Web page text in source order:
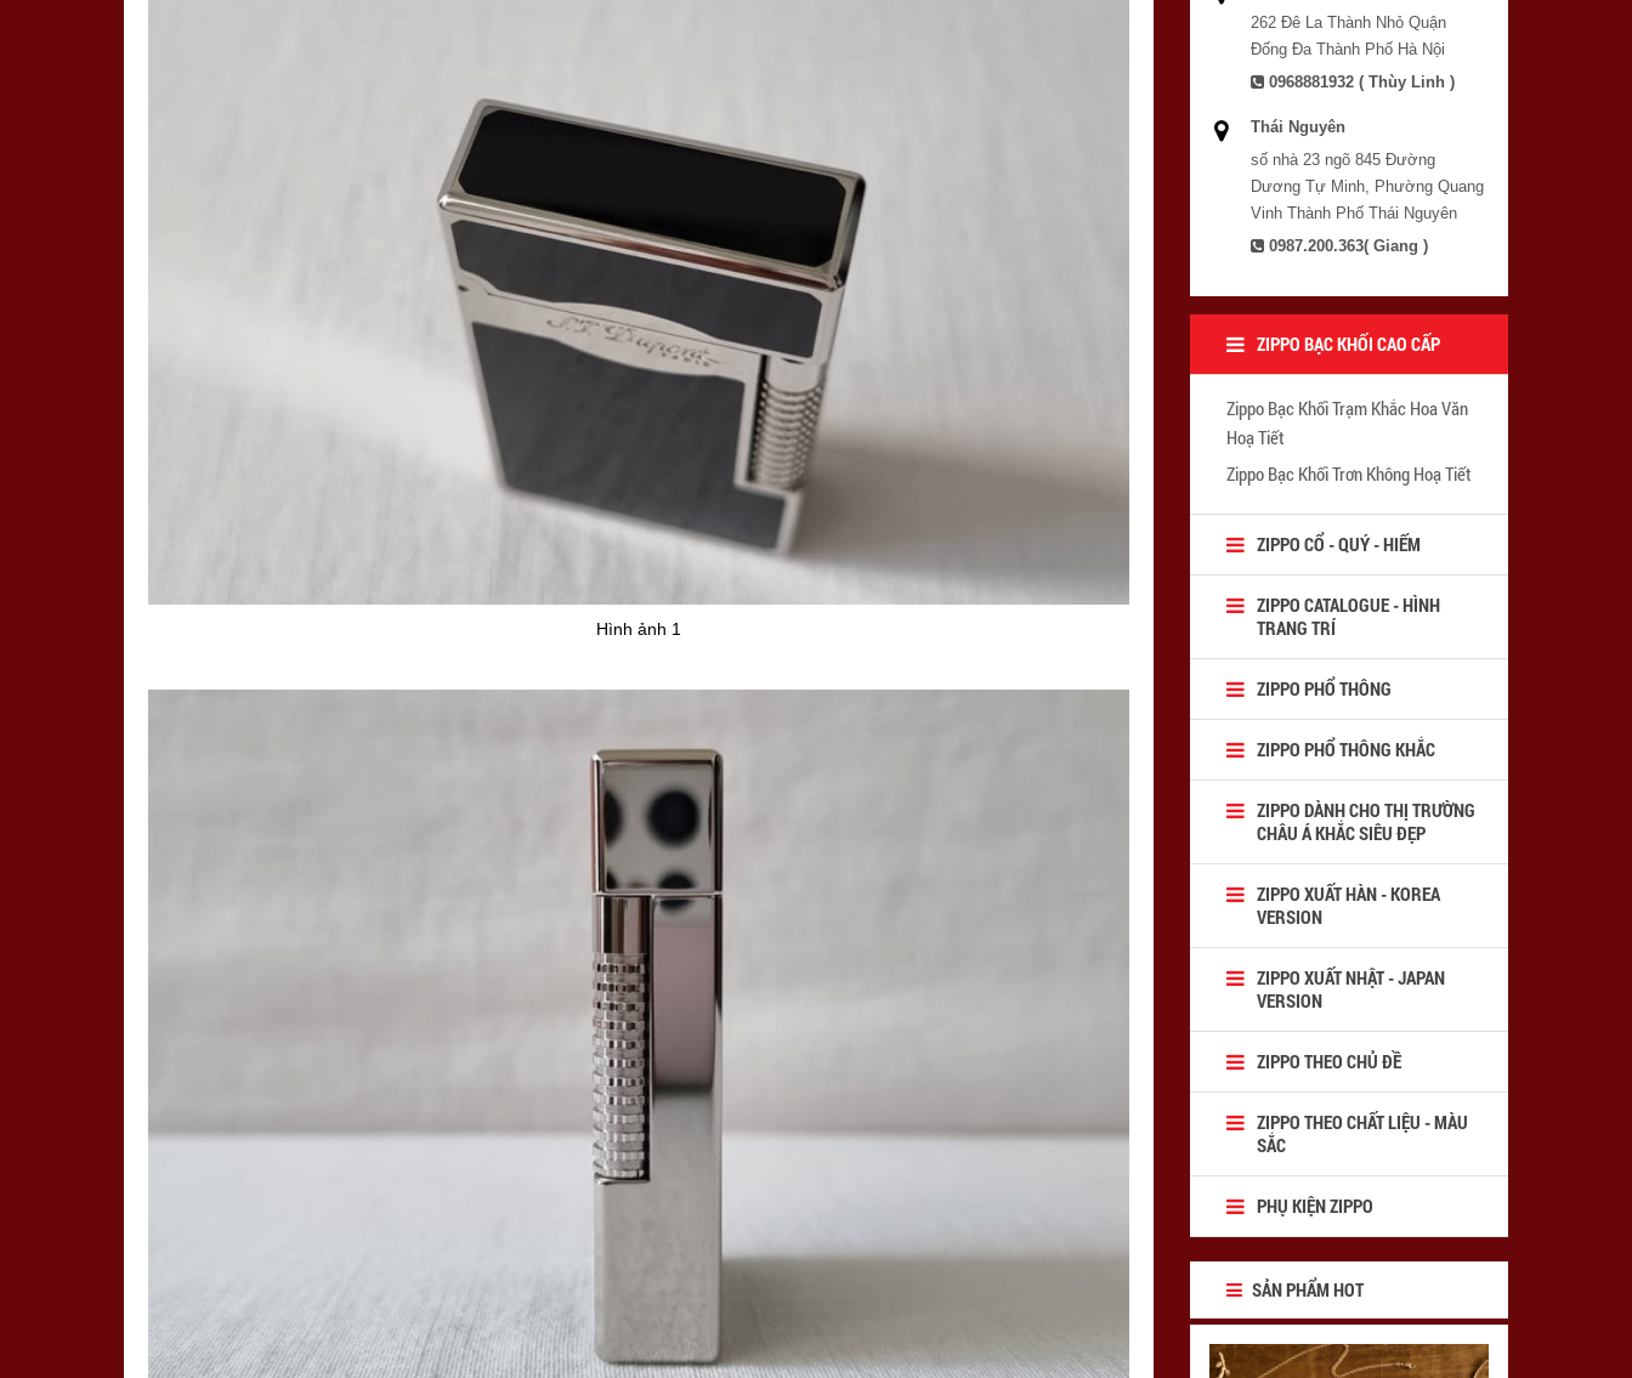
Hình ảnh 1
262 Đê La Thành Nhỏ Quận
Đống Đa Thành Phố Hà Nội
0968881932 ( Thùy Linh )
Thái Nguyên
số nhà 23 ngõ 845 Đường
Dương Tự Minh, Phường Quang
Vinh Thành Phố Thái Nguyên
0987.200.363( Giang )
ZIPPO BẠC KHỐI CAO CẤP
Zippo Bạc Khối Trạm Khắc Hoa Văn
Hoạ Tiết
Zippo Bạc Khối Trơn Không Hoạ Tiết
ZIPPO CỔ - QUÝ - HIẾM
ZIPPO CATALOGUE - HÌNH
TRANG TRÍ
ZIPPO PHỔ THÔNG
ZIPPO PHỔ THÔNG KHẮC
ZIPPO DÀNH CHO THỊ TRƯỜNG
CHÂU Á KHẮC SIÊU ĐẸP
ZIPPO XUẤT HÀN - KOREA
VERSION
ZIPPO XUẤT NHẬT - JAPAN
VERSION
ZIPPO THEO CHỦ ĐỀ
ZIPPO THEO CHẤT LIỆU - MÀU
SẮC
PHỤ KIỆN ZIPPO
SẢN PHẨM HOT